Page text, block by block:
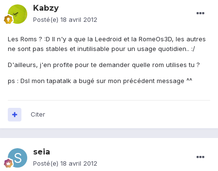
Kabzy
Posté(e) 18 avril 2012
Les Roms ? :D Il n'y a que la Leedroid et la RomeOs3D, les autres
ne sont pas stables et inutilisable pour un usage quotidien.. :/
D'ailleurs, j'en profite pour te demander quelle rom utilises tu ?
ps : Dsl mon tapatalk a bugé sur mon précédent message ^^
Citer
seia
Posté(e) 18 avril 2012